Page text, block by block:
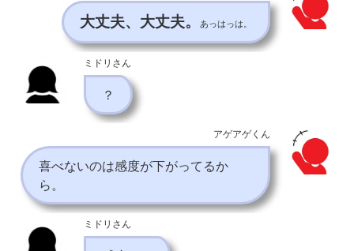
大丈夫、大丈夫。 あっはっは。
ミドリさん
？
アゲアゲくん
喜べないのは感度が下がってるか
ら。
ミドリさん